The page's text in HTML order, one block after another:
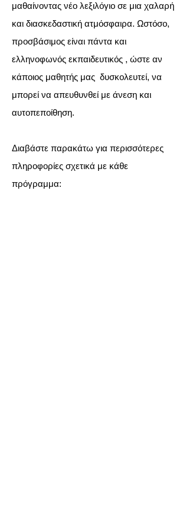
μαθαίνοντας νέο λεξιλόγιο σε μια χαλαρή
και διασκεδαστική ατμόσφαιρα. Ωστόσο,
προσβάσιμος είναι πάντα και
ελληνοφωνός εκπαιδευτικός , ώστε αν
κάποιος μαθητής μας δυσκολευτεί, να
μπορεί να απευθυνθεί με άνεση και
αυτοπεποίθηση.
Διαβάστε παρακάτω για περισσότερες
πληροφορίες σχετικά με κάθε
πρόγραμμα: